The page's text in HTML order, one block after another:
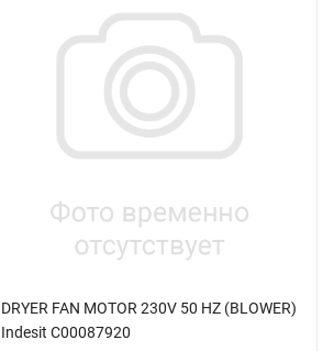
DRYER FAN MOTOR 230V 50 HZ (BLOWER)
Indesit C00087920